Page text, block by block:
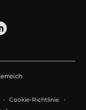
Cookie-Richtlinie